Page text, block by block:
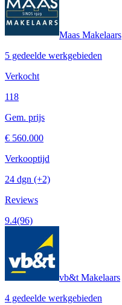
Maas Makelaars
5 gedeelde werkgebieden
Verkocht
118
Gem. prijs
€ 560.000
Verkooptijd
24 dgn (+2)
Reviews
9.4(96)
vb&t Makelaars
4 gedeelde werkgebieden